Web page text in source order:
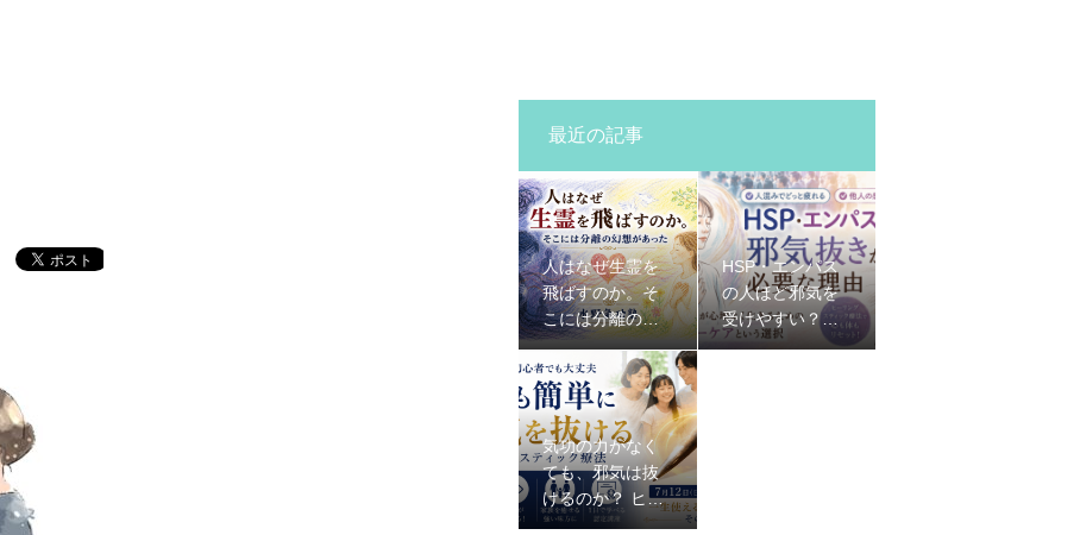
最近の記事
人はなぜ生霊を
飛ばすのか。そ
こには分離の幻
想があった
HSP・エンパス
の人ほど邪気を
受けやすい？人
混みで疲れる本
気功の力がなく
ても、邪気は抜
けるのか？ ヒー
リングスティッ